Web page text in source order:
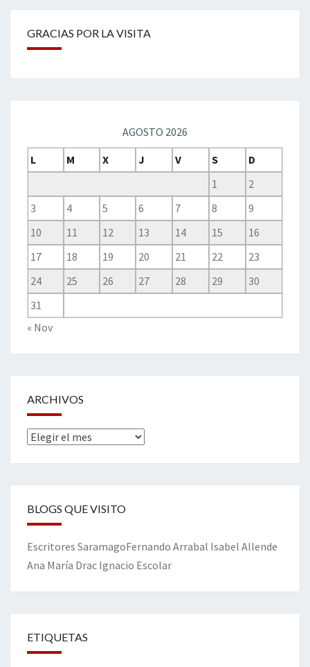
GRACIAS POR LA VISITA
AGOSTO 2026
L
M X J V S
D
1
2
3
4 5 6 7 8
9
10
11 12 13 14 15
16
17
18 19 20 21 22
23
24
25 26 27 28 29
30
31
« Nov
ARCHIVOS
Archivos
BLOGS QUE VISITO
Escritores SaramagoFernando Arrabal Isabel Allende
Ana María Drac Ignacio Escolar
ETIQUETAS